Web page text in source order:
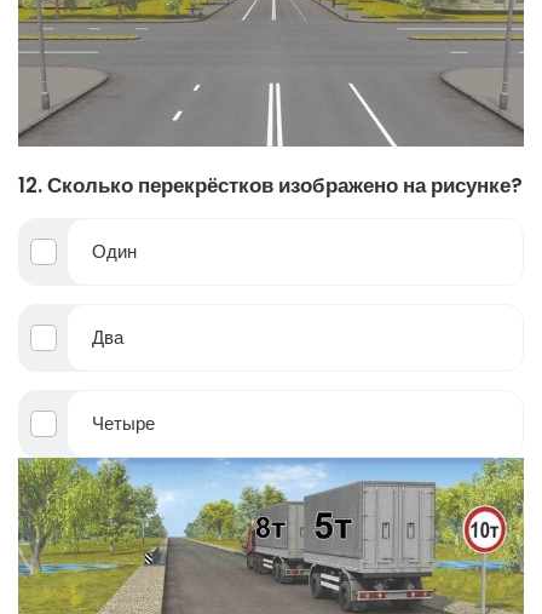
12. Сколько перекрёстков изображено на рисунке?
Один
Два
Четыре